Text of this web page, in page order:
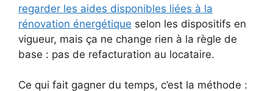
regarder les aides disponibles liées à la
rénovation énergétique selon les dispositifs en
vigueur, mais ça ne change rien à la règle de
base : pas de refacturation au locataire.
Ce qui fait gagner du temps, c’est la méthode :